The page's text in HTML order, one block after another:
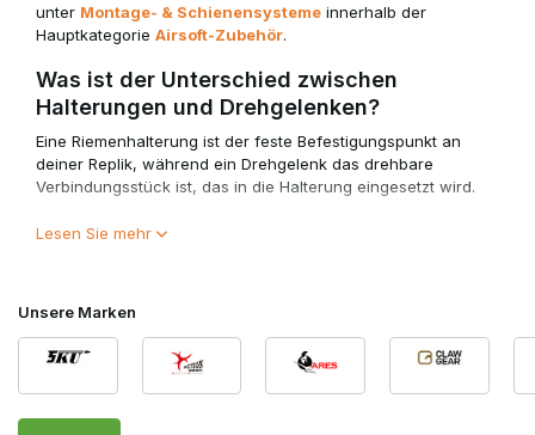
unter Montage- & Schienensysteme innerhalb der
Hauptkategorie Airsoft-Zubehör.
Was ist der Unterschied zwischen
Halterungen und Drehgelenken?
Eine Riemenhalterung ist der feste Befestigungspunkt an
deiner Replik, während ein Drehgelenk das drehbare
Verbindungsstück ist, das in die Halterung eingesetzt wird.
Wichtige Varianten innerhalb dieser Kategorie:
M-Lok-Riemenhalterungen
Feste Schlaufenhalterungen
QD-Systeme ermöglichen ein schnelles Lösen ohne
Lesen Sie mehr
Unsere Marken